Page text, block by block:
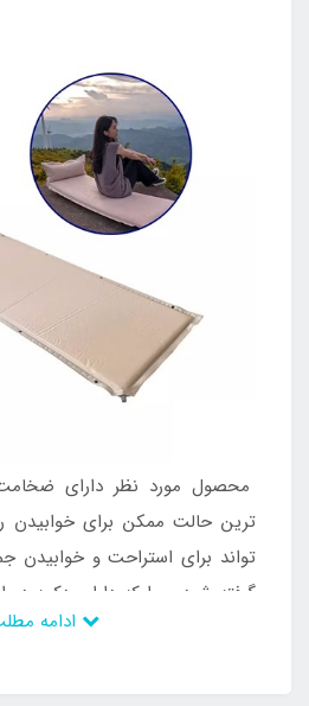
محصول مورد نظر دارای
ترین حالت ممکن برای خوابیدن
تواند برای استراحت و خوابیدن
گرفته شود. چرا که دارای دکمه
قابلیت اتصال به تشک بادی مشابه